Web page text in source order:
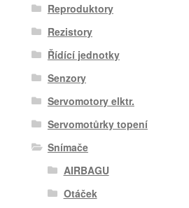
Reproduktory
Rezistory
Řídící jednotky
Senzory
Servomotory elktr.
Servomotůrky topení
Snímače
AIRBAGU
Otáček